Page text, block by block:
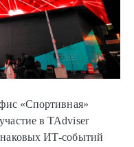
«Спортивная»
в TAdviser
ИТ-событий